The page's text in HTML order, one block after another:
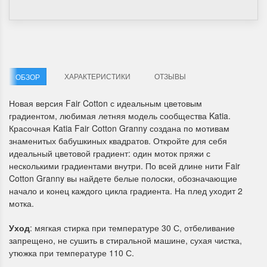
ОБЗОР ХАРАКТЕРИСТИКИ ОТЗЫВЫ
Новая версия Fair Cotton с идеальным цветовым
градиентом, любимая летняя модель сообщества Katia.
Красочная Katia Fair Cotton Granny создана по мотивам
знаменитых бабушкиных квадратов. Откройте для себя
идеальный цветовой градиент: один моток пряжи с
несколькими градиентами внутри. По всей длине нити Fair
Cotton Granny вы найдете белые полоски, обозначающие
начало и конец каждого цикла градиента. На плед уходит 2
мотка.
Уход: мягкая стирка при температуре 30 С, отбеливание
запрещено, не сушить в стиральной машине, сухая чистка,
утюжка при температуре 110 С.